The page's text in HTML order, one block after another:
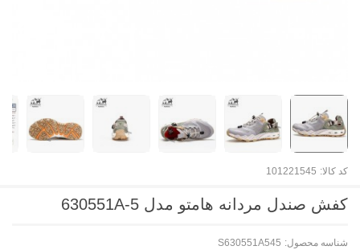
کد کالا: 101221545
کفش صندل مردانه هامتو مدل 630551A-5
شناسه محصول: S630551A545